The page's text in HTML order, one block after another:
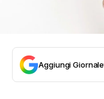
Aggiungi